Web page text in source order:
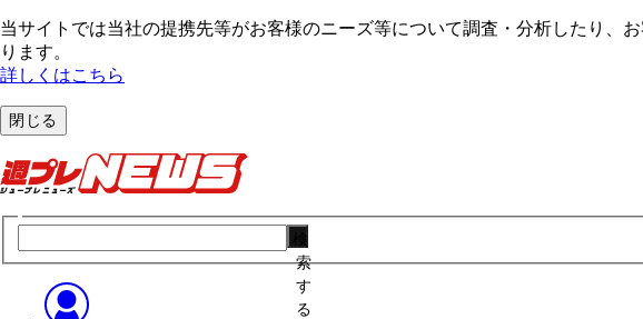
当サイトでは当社の提携先等がお客様のニーズ等について調査・分析したり、
ります。
詳しくはこちら
閉じる
索
す
る